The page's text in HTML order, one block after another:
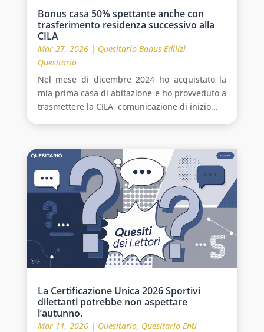
Bonus casa 50% spettante anche con
trasferimento residenza successivo alla
CILA
Mar 27, 2026| Quesitario Bonus Edilizi,
Quesitario
Nel mese di dicembre 2024 ho acquistato la
mia prima casa di abitazione e ho provveduto a
trasmettere la CILA, comunicazione di inizio...
La Certificazione Unica 2026 Sportivi
dilettanti potrebbe non aspettare
l’autunno.
Mar 11, 2026| Quesitario, Quesitario Enti